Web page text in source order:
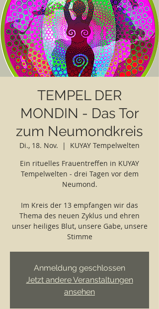
TEMPEL DER
MONDIN - Das Tor
zum Neumondkreis
Di., 18. Nov.
  |
KUYAY Tempelwelten
Ein rituelles Frauentreffen in KUYAY
Tempelwelten - drei Tagen vor dem
Neumond.
Im Kreis der 13 empfangen wir das
Thema des neuen Zyklus und ehren
unser heiliges Blut, unsere Gabe, unsere
Stimme
Anmeldung geschlossen
Jetzt andere Veranstaltungen
ansehen